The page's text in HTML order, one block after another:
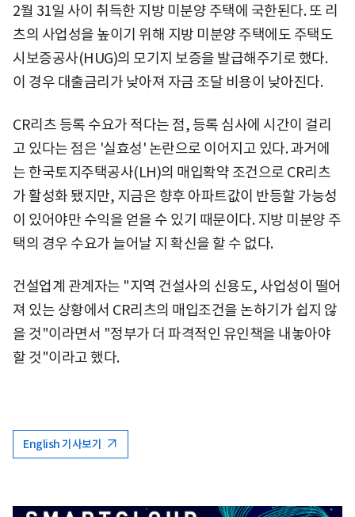
2월 31일 사이 취득한 지방 미분양 주택에 국한된다. 또 리
츠의 사업성을 높이기 위해 지방 미분양 주택에도 주택도
시보증공사(HUG)의 모기지 보증을 발급해주기로 했다.
이 경우 대출금리가 낮아져 자금 조달 비용이 낮아진다.
CR리츠 등록 수요가 적다는 점, 등록 심사에 시간이 걸리
고 있다는 점은 '실효성' 논란으로 이어지고 있다. 과거에
는 한국토지주택공사(LH)의 매입확약 조건으로 CR리츠
가 활성화 됐지만, 지금은 향후 아파트값이 반등할 가능성
이 있어야만 수익을 얻을 수 있기 때문이다. 지방 미분양 주
택의 경우 수요가 늘어날 지 확신을 할 수 없다.
건설업계 관계자는 "지역 건설사의 신용도, 사업성이 떨어
져 있는 상황에서 CR리츠의 매입조건을 논하기가 쉽지 않
을 것"이라면서 "정부가 더 파격적인 유인책을 내놓아야
할 것"이라고 했다.
English 기사보기